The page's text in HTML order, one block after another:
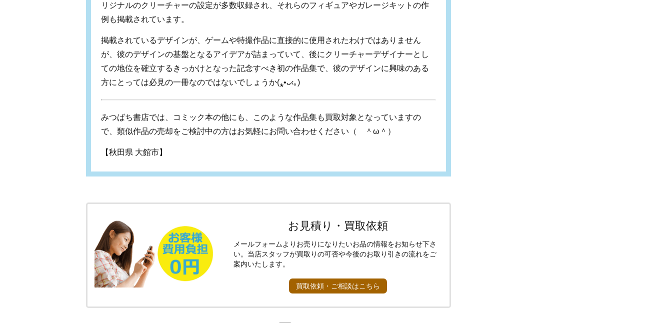
リジナルのクリーチャーの設定が多数収録され、それらのフィギュアやガレージキットの作
例も掲載されています。
掲載されているデザインが、ゲームや特撮作品に直接的に使用されたわけではありません
が、彼のデザインの基盤となるアイデアが詰まっていて、後にクリーチャーデザイナーとし
ての地位を確立するきっかけとなった記念すべき初の作品集で、彼のデザインに興味のある
方にとっては必見の一冊なのではないでしょうか(⁎•ᴗ‹｡)
みつばち書店では、コミック本の他にも、このような作品集も買取対象となっていますの
で、類似作品の売却をご検討中の方はお気軽にお問い合わせください （ ＾ ω ＾）
【秋田県 大館市】
お見積り・買取依頼
メールフォームよりお売りになりたいお品の情報をお知らせ下さ
い。当店スタッフが買取りの可否や今後のお取り引きの流れをご
案内いたします。
買取依頼・ご相談はこちら